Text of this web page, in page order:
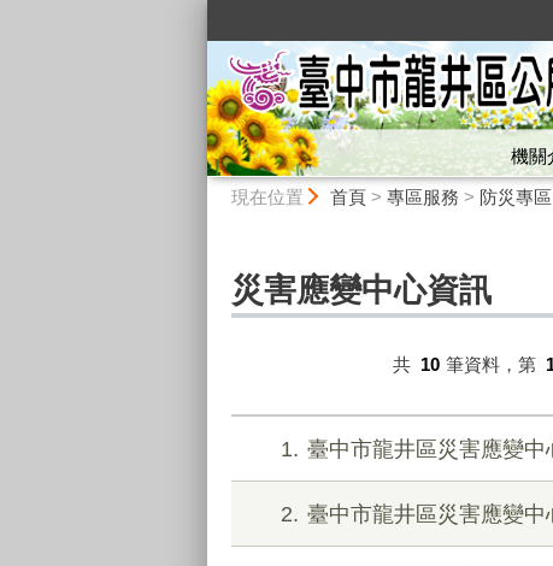
機關
現在位置 首頁> 專區服務 > 防災專區
災害應變中心資訊
共 10 筆資料，第
1 臺中市龍井區災害應變
2 臺中市龍井區災害應變